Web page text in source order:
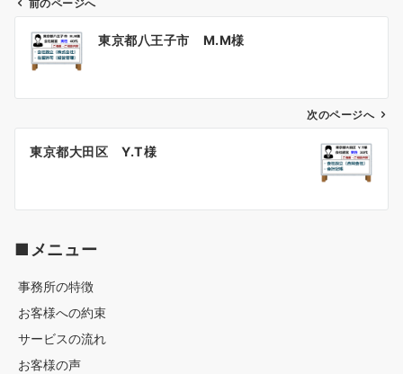
ビ
ン
前のページへ
東京都八王子市 M.M様
次のページへ
東京都大田区 Y.T様
■メニュー
事務所の特徴
お客様への約束
サービスの流れ
お客様の声